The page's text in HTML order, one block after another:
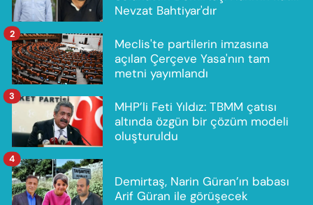
Nevzat Bahtiyar'dır
Meclis'te partilerin imzasına
açılan Çerçeve Yasa'nın tam
metni yayımlandı
2
MHP’li Feti Yıldız: TBMM çatısı
altında özgün bir çözüm modeli
oluşturuldu
3
Demirtaş, Narin Güran’ın babası
Arif Güran ile görüşecek
4